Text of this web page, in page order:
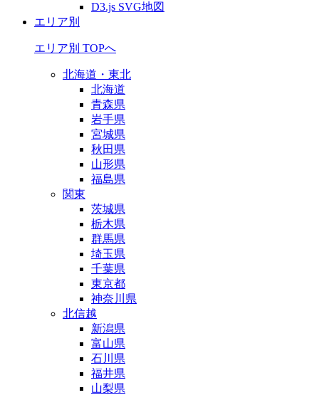
D3.js SVG地図
エリア別
エリア別 TOPへ
北海道・東北
北海道
青森県
岩手県
宮城県
秋田県
山形県
福島県
関東
茨城県
栃木県
群馬県
埼玉県
千葉県
東京都
神奈川県
北信越
新潟県
富山県
石川県
福井県
山梨県